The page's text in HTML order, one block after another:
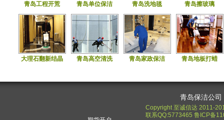
青岛工程开荒 青岛单位保洁 青岛洗地毯 青岛擦玻璃
大理石翻新结晶 青岛高空清洗 青岛家政保洁 青岛地板打蜡
青岛保洁公司
Copyright 至诚信达 2011-
联系QQ:5773465 鲁ICP备